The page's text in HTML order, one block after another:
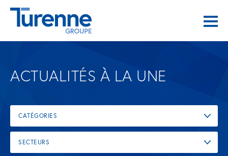
ACTUALITÉS À LA UNE
CATÉGORIES
SECTEURS